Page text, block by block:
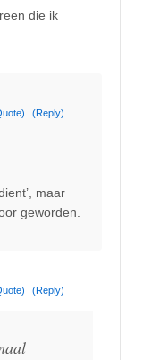
die ik
(Reply)
maar
geworden.
(Reply)